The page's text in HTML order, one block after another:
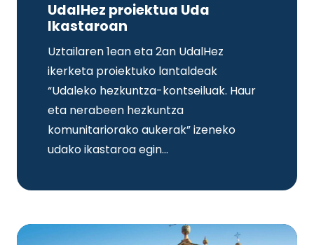
UdalHez proiektua Uda
Ikastaroan
Uztailaren 1ean eta 2an UdalHez
ikerketa proiektuko lantaldeak
“Udaleko hezkuntza-kontseiluak. Haur
eta nerabeen hezkuntza
komunitariorako aukerak” izeneko
udako ikastaroa egin…